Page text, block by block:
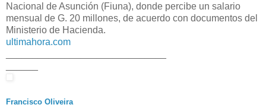
Nacional de Asunción (Fiuna), donde percibe un salario
mensual de G. 20 millones, de acuerdo con documentos del
Ministerio de Hacienda.
ultimahora.com
Francisco Oliveira